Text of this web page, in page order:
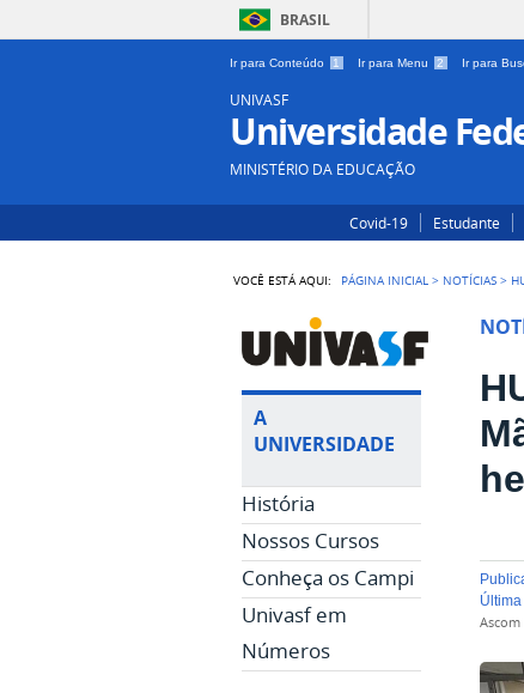
BRASIL
Ir para Conteúdo 1 Ir para Menu 2 Ir para
UNIVASF
Universidade
MINISTÉRIO DA EDUCAÇÃO
Covid-19 Estudante
VOCÊ ESTÁ AQUI: PÁGINA INICIAL > NOTÍCIAS >
A
UNIVERSIDADE
História
Nossos Cursos
Conheça os Campi
Univasf em
Números